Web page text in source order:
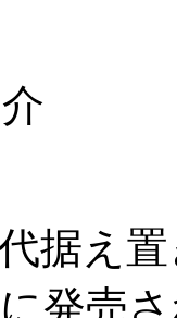
据え
に発売